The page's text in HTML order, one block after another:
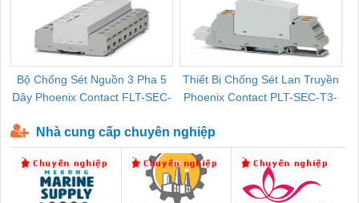
Bộ Chống Sét Nguồn 3 Pha 5
Dây Phoenix Contact FLT-SEC-
Thiết Bị Chống Sét Lan Truyền
Phoenix Contact PLT-SEC-T3-
Nhà cung cấp chuyên nghiệp